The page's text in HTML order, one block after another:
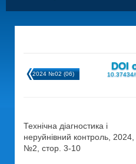
2024 №02 (06)
DOI
Технічна діагностика і
неруйнівний контроль, 2024,
№2, стор. 3-10